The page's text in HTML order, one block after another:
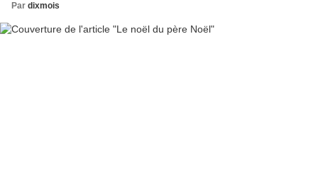
Par dixmois